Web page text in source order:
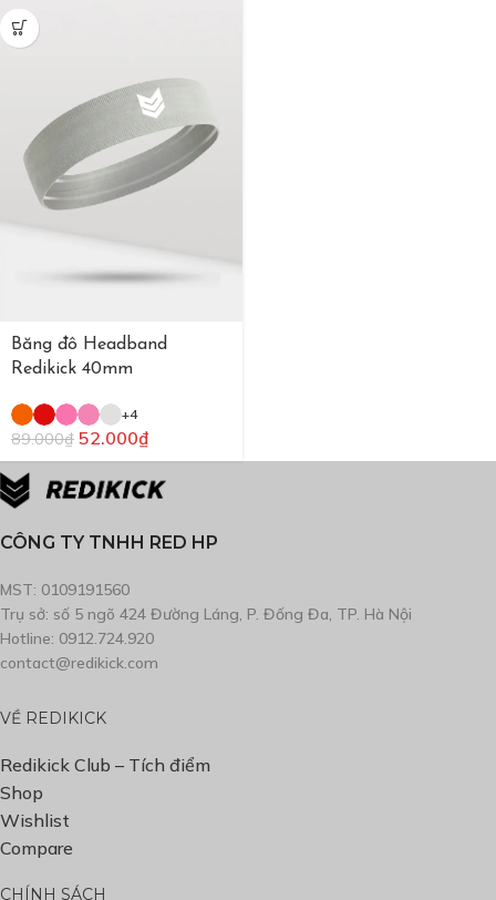
Băng đô Headband
Redikick 40mm
+4
89.000₫ 52.000₫
CÔNG TY TNHH RED HP
MST: 0109191560
Trụ sở: số 5 ngõ 424 Đường Láng, P. Đống Đa, TP. Hà Nội
Hotline: 0912.724.920
contact@redikick.com
VỀ REDIKICK
Redikick Club – Tích điểm
Shop
Wishlist
Compare
CHÍNH SÁCH